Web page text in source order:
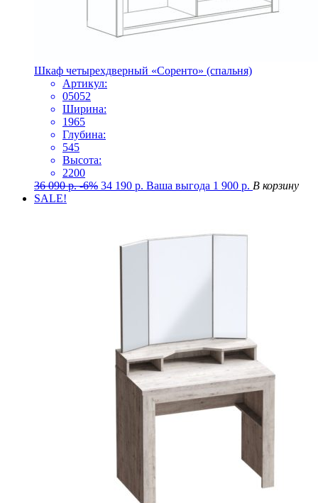
Шкаф четырехдверный «Соренто» (спальня)
Артикул:
05052
Ширина:
1965
Глубина:
545
Высота:
2200
36 090р. -6% 34 190 р. Ваша выгода 1 900 р. В корзину
SALE!